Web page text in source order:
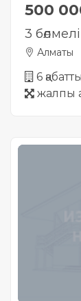
500
3
Алматы
6
жалпы